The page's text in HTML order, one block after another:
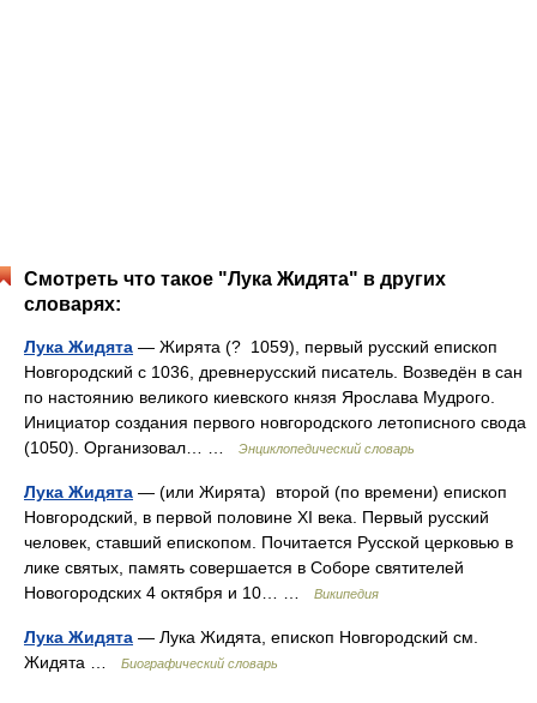
Смотреть что такое "Лука Жидята" в других
словарях:
Лука Жидята — Жирята (? 1059), первый русский епископ
Новгородский с 1036, древнерусский писатель. Возведён в сан
по настоянию великого киевского князя Ярослава Мудрого.
Инициатор создания первого новгородского летописного свода
(1050). Организовал… …
Энциклопедический словарь
Лука Жидята — (или Жирята) второй (по времени) епископ
Новгородский, в первой половине XI века. Первый русский
человек, ставший епископом. Почитается Русской церковью в
лике святых, память совершается в Соборе святителей
Новогородских 4 октября и 10… …
Википедия
Лука Жидята — Лука Жидята, епископ Новгородский см.
Жидята …
Биографический словарь